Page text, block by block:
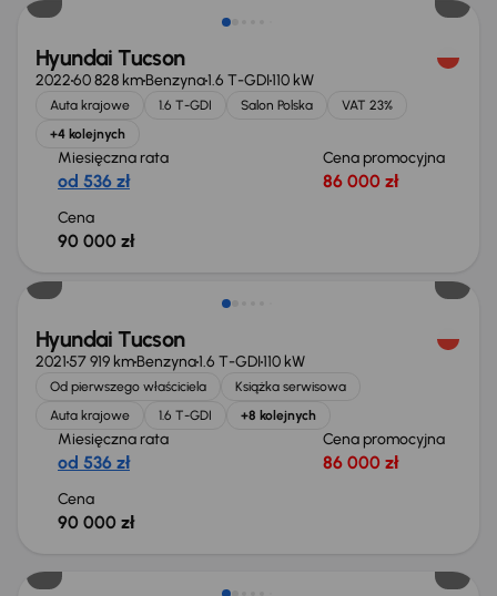
Hyundai Tucson
202260 828 kmBenzyna1.6 T-GDI110 kW
Auta krajowe 1.6 T-GDI Salon Polska
VAT 23%
+4 kolejnych
Miesięczna rata
od 536 zł
Cena promocyjna
86 000 zł
Cena
90 000 zł
Hyundai Tucson
202157 919 kmBenzyna1.6 T-GDI110 kW
Od pierwszego właściciela
Książka serwisowa
Auta krajowe
1.6 T-GDI +8 kolejnych
Miesięczna rata
od 536 zł
Cena promocyjna
86 000 zł
Cena
90 000 zł